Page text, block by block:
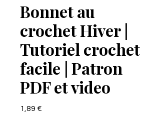
Bonnet au
crochet Hiver |
Tutoriel crochet
facile | Patron
PDF et video
1,89 €